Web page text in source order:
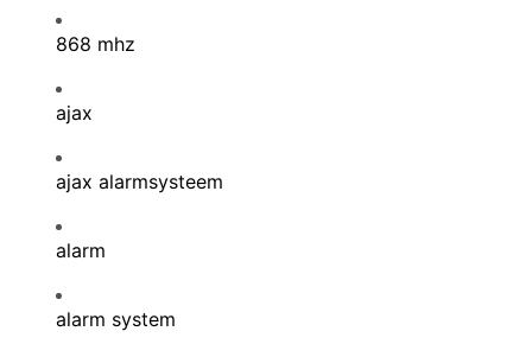
868 mhz
ajax
ajax alarmsysteem
alarm
alarm system